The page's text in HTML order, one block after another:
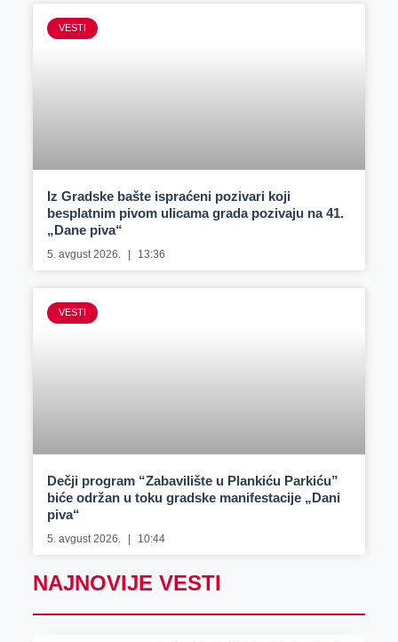
VESTI
Iz Gradske bašte ispraćeni pozivari koji
besplatnim pivom ulicama grada pozivaju na 41.
„Dane piva“
5. avgust 2026. 13:36
VESTI
Dečji program “Zabavilište u Plankiću Parkiću”
biće održan u toku gradske manifestacije „Dani
piva“
5. avgust 2026. 10:44
NAJNOVIJE VESTI